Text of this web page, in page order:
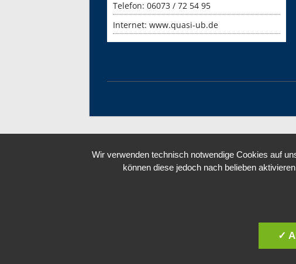
Telefon: 06073 / 72 54 95
Internet: www.quasi-ub.de
Wir verwenden technisch notwendige Cookies auf
können diese jedoch nach belieben
✓